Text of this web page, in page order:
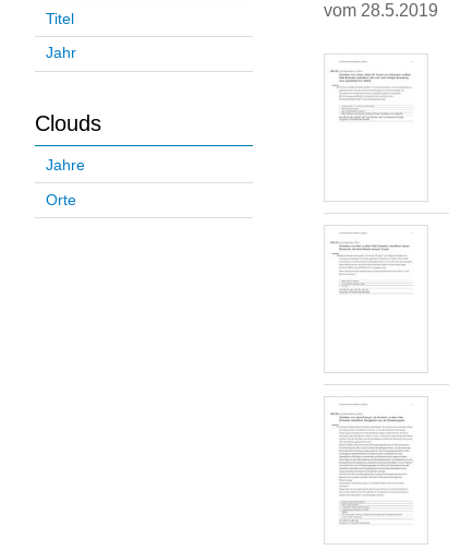
Titel
Jahr
Clouds
Jahre
Orte
vom 28.5.2019